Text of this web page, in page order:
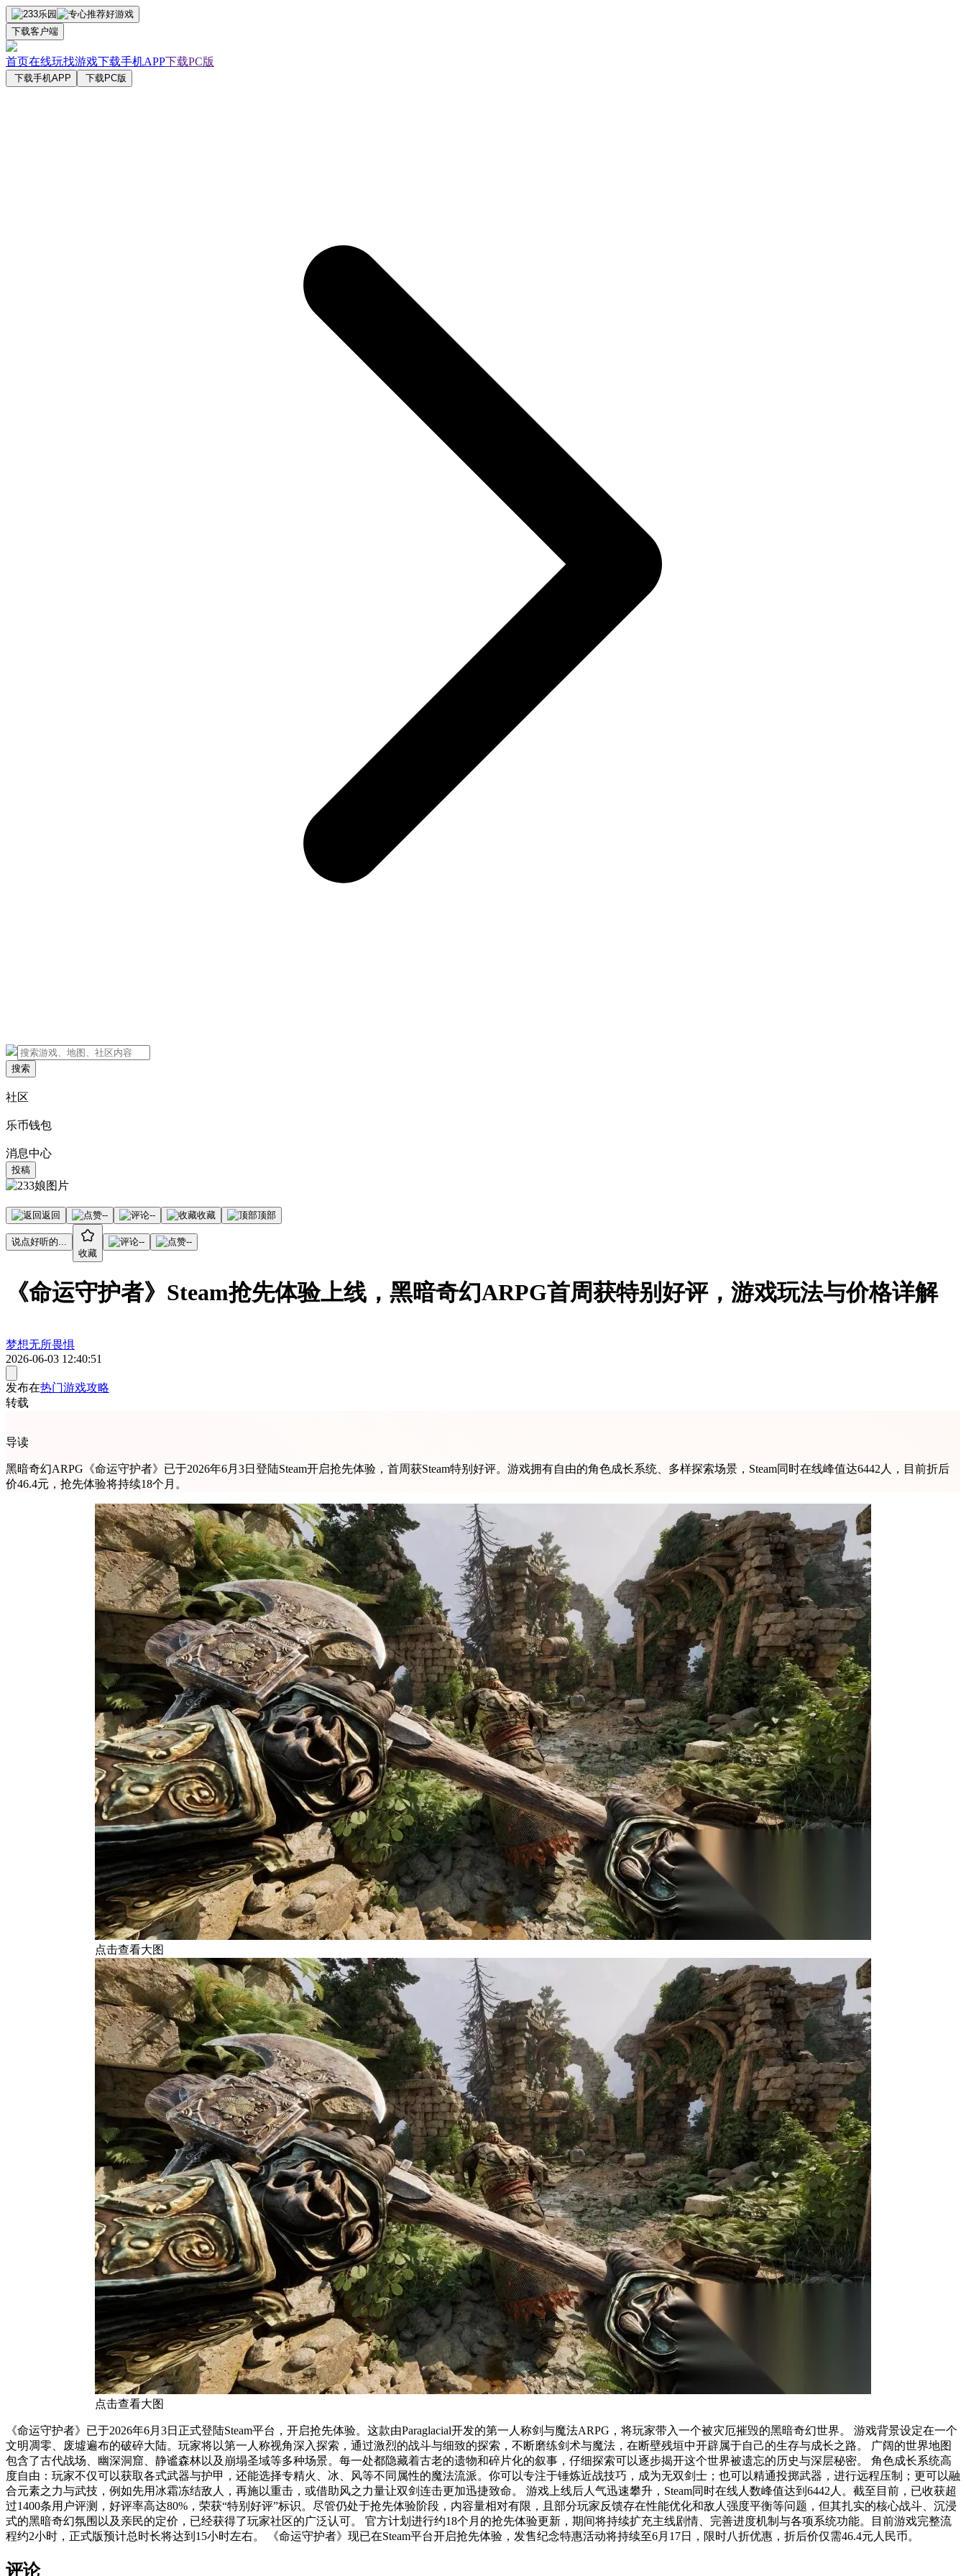
下载客户端
首页在线玩找游戏下载手机APP下载PC版
下载手机APP 下载PC版
搜索
社区
乐币钱包
消息中心
投稿
返回 -- -- 收藏 顶部
说点好听的...
收藏
-- --
《命运守护者》Steam抢先体验上线，黑暗奇幻ARPG首周获特别好评，游戏玩法与价格详解
梦想无所畏惧
2026-06-03 12:40:51
发布在热门游戏攻略
转载
导读
黑暗奇幻ARPG《命运守护者》已于2026年6月3日登陆Steam开启抢先体验，首周获Steam特别好评。游戏拥有自由的角色成长系统、多样探索场景，Steam同时在线峰值达6442人，目前折后
价46.4元，抢先体验将持续18个月。
点击查看大图
点击查看大图
《命运守护者》已于2026年6月3日正式登陆Steam平台，开启抢先体验。这款由Paraglacial开发的第一人称剑与魔法ARPG，将玩家带入一个被灾厄摧毁的黑暗奇幻世界。 游戏背景设定在一个
文明凋零、废墟遍布的破碎大陆。玩家将以第一人称视角深入探索，通过激烈的战斗与细致的探索，不断磨练剑术与魔法，在断壁残垣中开辟属于自己的生存与成长之路。 广阔的世界地图
包含了古代战场、幽深洞窟、静谧森林以及崩塌圣域等多种场景。每一处都隐藏着古老的遗物和碎片化的叙事，仔细探索可以逐步揭开这个世界被遗忘的历史与深层秘密。 角色成长系统高
度自由：玩家不仅可以获取各式武器与护甲，还能选择专精火、冰、风等不同属性的魔法流派。你可以专注于锤炼近战技巧，成为无双剑士；也可以精通投掷武器，进行远程压制；更可以融
合元素之力与武技，例如先用冰霜冻结敌人，再施以重击，或借助风之力量让双剑连击更加迅捷致命。 游戏上线后人气迅速攀升，Steam同时在线人数峰值达到6442人。截至目前，已收获超
过1400条用户评测，好评率高达80%，荣获“特别好评”标识。尽管仍处于抢先体验阶段，内容量相对有限，且部分玩家反馈存在性能优化和敌人强度平衡等问题，但其扎实的核心战斗、沉浸
式的黑暗奇幻氛围以及亲民的定价，已经获得了玩家社区的广泛认可。 官方计划进行约18个月的抢先体验更新，期间将持续扩充主线剧情、完善进度机制与各项系统功能。目前游戏完整流
程约2小时，正式版预计总时长将达到15小时左右。 《命运守护者》现已在Steam平台开启抢先体验，发售纪念特惠活动将持续至6月17日，限时八折优惠，折后价仅需46.4元人民币。
评论